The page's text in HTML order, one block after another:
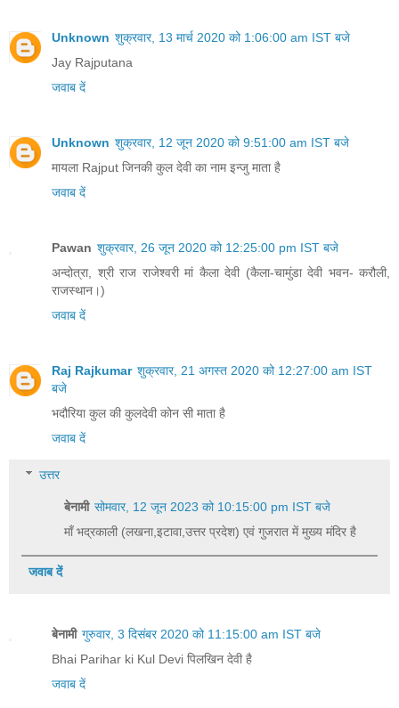
Unknown शुक्रवार, 13 मार्च 2020 को 1:06:00 am IST बजे
Jay Rajputana
जवाब दें
Unknown शुक्रवार, 12 जून 2020 को 9:51:00 am IST बजे
मायला Rajput जिनकी कुल देवी का नाम इन्जु माता है
जवाब दें
Pawan शुक्रवार, 26 जून 2020 को 12:25:00 pm IST बजे
अन्दोत्रा, श्री राज राजेश्वरी मां कैला देवी (कैला-चामुंडा देवी भवन- करौली,
राजस्थान।)
जवाब दें
Raj Rajkumar शुक्रवार, 21 अगस्त 2020 को 12:27:00 am IST
बजे
भदौरिया कुल की कुलदेवी कोन सी माता है
जवाब दें
उत्तर
बेनामी सोमवार, 12 जून 2023 को 10:15:00 pm IST बजे
माँ भद्रकाली (लखना,इटावा,उत्तर प्रदेश) एवं गुजरात में मुख्य मंदिर है
जवाब दें
बेनामी गुरुवार, 3 दिसंबर 2020 को 11:15:00 am IST बजे
Bhai Parihar ki Kul Devi पिलखिन देवी‌ है
जवाब दें